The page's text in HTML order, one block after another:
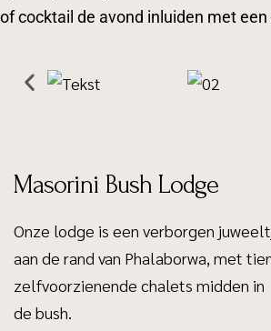
of cocktail de avond inluiden met
Masorini Bush Lodge
Onze lodge is een verborgen
aan de rand van Phalaborwa, met
zelfvoorzienende chalets midden in
de bush.